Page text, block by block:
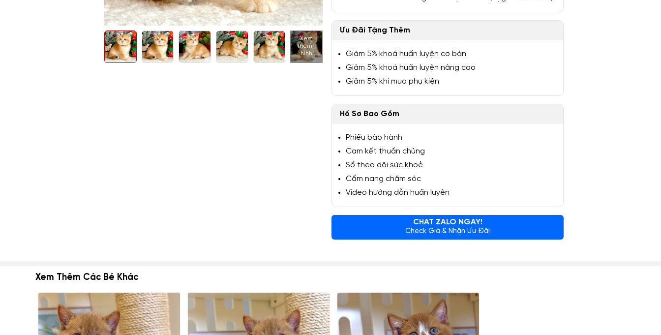
1/6
Xem
thêm 1
hình
Ưu Đãi Tặng Thêm
Giảm 5% khoá huấn luyện cơ bản
Giảm 5% khoá huấn luyện nâng cao
Giảm 5% khi mua phụ kiện
Hồ Sơ Bao Gồm
Phiếu bảo hành
Cam kết thuần chủng
Sổ theo dõi sức khoẻ
Cẩm nang chăm sóc
Video hướng dẫn huấn luyện
CHAT ZALO NGAY!
Check Giá & Nhận Ưu Đãi
Xem Thêm Các Bé Khác